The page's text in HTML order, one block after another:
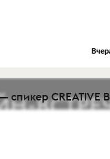
спикер CREATIVE